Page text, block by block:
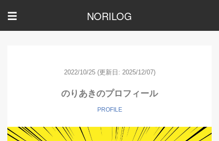
☰ NORILOG
2022/10/25 (更新日: 2025/12/07)
のりあきのプロフィール
PROFILE